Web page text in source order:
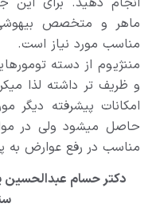
ماهر و متخصص
مناسب مورد نیاز است.
مننژیوم از دسته
و ظریف تر داشته لذا
امکانات پیشرفته دیگر
حاصل میشود ولی در
مناسب در رفع عوارض به
دکتر حسام عبدالحسین